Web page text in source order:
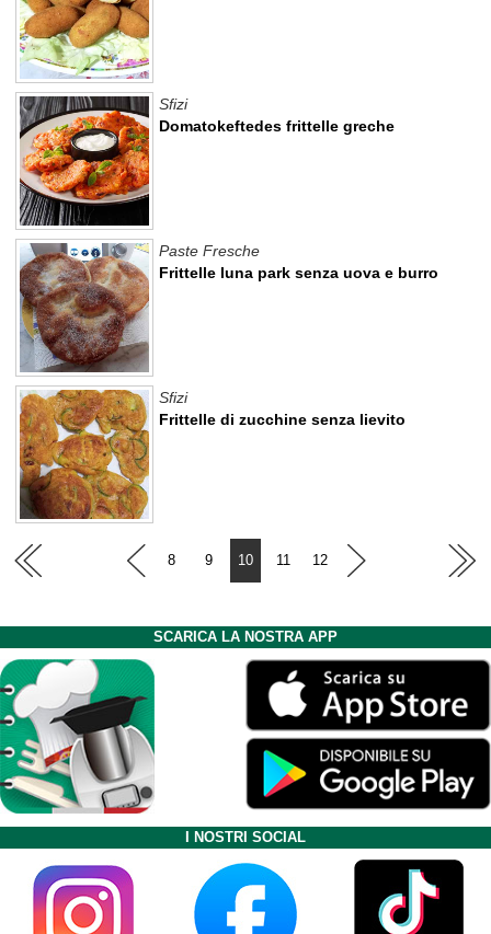
Domatokeftedes frittelle greche
Sfizi
Frittelle luna park senza uova e burro
Paste Fresche
Frittelle di zucchine senza lievito
Sfizi
8 9 10 11 12
SCARICA LA NOSTRA APP
I NOSTRI SOCIAL